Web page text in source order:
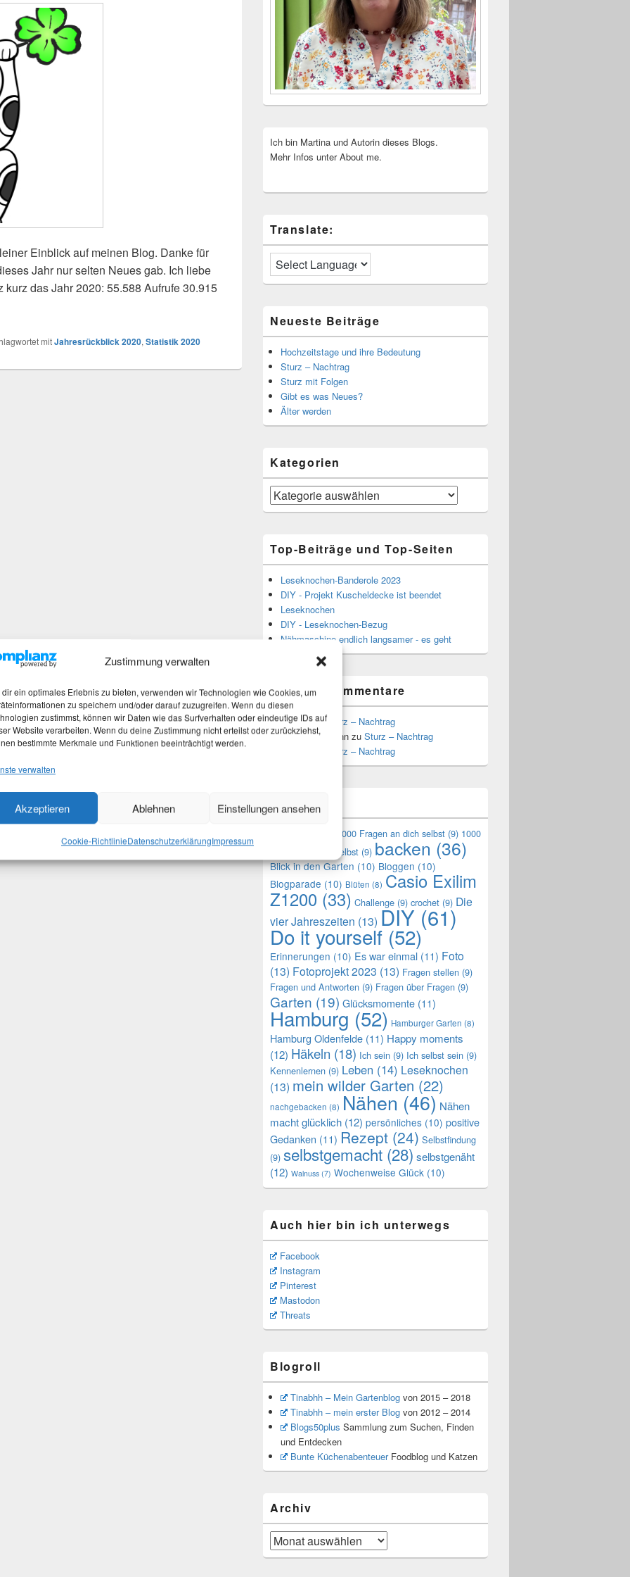
Zustimmung verwalten
dir ein optimales Erlebnis zu bieten, verwenden wir Technologien wie Cookies, um
zu speichern und/oder darauf zuzugreifen. Wenn du diesen
zustimmst, können wir Daten wie das Surfverhalten oder eindeutige IDs auf
Website verarbeiten. Wenn du deine Zustimmung nicht erteilst oder zurückziehst,
bestimmte Merkmale und Funktionen beeinträchtigt werden.
verwalten
Akzeptieren Ablehnen Einstellungen ansehen
Cookie-RichtlinieDatenschutzerklärungImpressum
Einblick auf meinen Blog. Danke für
Jahr nur selten Neues gab. Ich liebe
das Jahr 2020: 55.588 Aufrufe 30.915
mitJahresrückblick 2020, Statistik 2020
Ich bin Martina und Autorin dieses Blogs.
Mehr Infos unter About me.
Translate:
Neueste Beiträge
Hochzeitstage und ihre Bedeutung
Sturz – Nachtrag
Sturz mit Folgen
Gibt es was Neues?
Älter werden
Kategorien
Kategorien
Top-Beiträge und Top-Seiten
Leseknochen-Banderole 2023
DIY - Projekt Kuscheldecke ist beendet
Leseknochen
DIY - Leseknochen-Bezug
Nähmaschine endlich langsamer - es geht
Neueste Kommentare
MartinazuSturz – Nachtrag
Stefan Hoffmann zu Sturz – Nachtrag
Sturz – Nachtrag
Themen
1000 Fragen an dich selbst (9) 1000
Fragen an mich selbst (9) backen (36)
Blick in den Garten (10) Bloggen (10)
Blogparade (10) Blüten (8) Casio Exilim
Z1200 (33) Challenge (9) crochet (9) Die
vier Jahreszeiten (13) DIY(61)
Do it yourself (52)
Erinnerungen (10) Es war einmal (11) Foto
(13) Fotoprojekt 2023 (13) Fragen stellen (9)
Fragen und Antworten (9) Fragen über Fragen (9)
Garten (19) Glücksmomente (11)
Hamburg (52) Hamburger Garten (8)
Hamburg Oldenfelde (11) Happy moments
(12) Häkeln (18) Ich sein (9) Ich selbst sein (9)
Kennenlernen (9) Leben (14) Leseknochen
(13) mein wilder Garten (22)
nachgebacken (8) Nähen (46) Nähen
macht glücklich (12) persönliches (10) positive
Gedanken (11) Rezept (24) Selbstfindung
(9) selbstgemacht (28) selbstgenäht
(12) Walnuss (7) Wochenweise Glück (10)
Auch hier bin ich unterwegs
Facebook
Instagram
Pinterest
Mastodon
Threats
Blogroll
Tinabhh – Mein Gartenblogvon 2015 – 2018
Tinabhh – mein erster Blogvon 2012 – 2014
Blogs50plus Sammlung zum Suchen, Finden
und Entdecken
Bunte KüchenabenteuerFoodblog und Katzen
Archiv
Archiv